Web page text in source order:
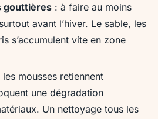
gouttières : à faire au moins
avant l’hiver. Le sable, les
s’accumulent vite en zone
les mousses retiennent
une dégradation
Un nettoyage tous les